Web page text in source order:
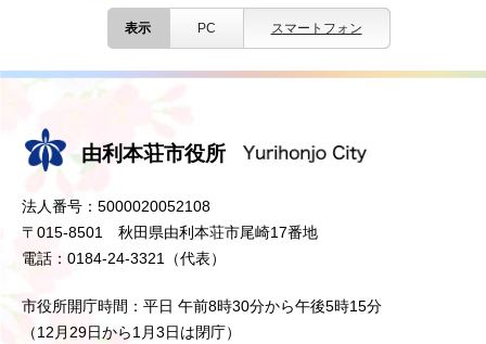
表示 PC スマートフォン
由利本荘市役所
法人番号：5000020052108
〒015-8501 秋田県由利本荘市尾崎17番地
電話：0184-24-3321（代表）
市役所開庁時間：平日 午前8時30分から午後5時15分
（12月29日から1月3日は閉庁）